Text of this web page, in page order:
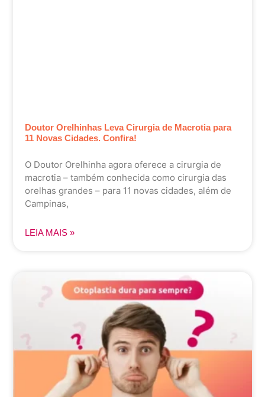
Doutor Orelhinhas Leva Cirurgia de Macrotia para
11 Novas Cidades. Confira!
O Doutor Orelhinha agora oferece a cirurgia de
macrotia – também conhecida como cirurgia das
orelhas grandes – para 11 novas cidades, além de
Campinas,
LEIA MAIS »